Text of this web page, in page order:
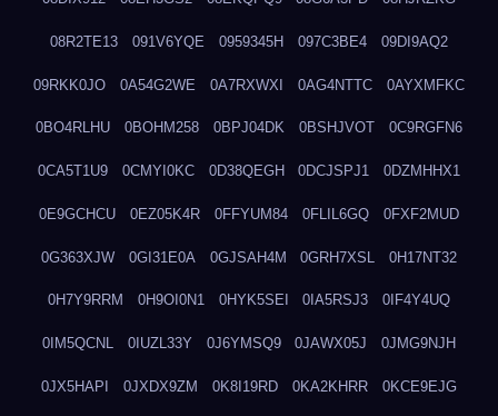
08R2TE13 091V6YQE 0959345H 097C3BE4 09DI9AQ2
09RKK0JO 0A54G2WE 0A7RXWXI 0AG4NTTC 0AYXMFKC
0BO4RLHU 0BOHM258 0BPJ04DK 0BSHJVOT 0C9RGFN6
0CA5T1U9 0CMYI0KC 0D38QEGH 0DCJSPJ1 0DZMHHX1
0E9GCHCU 0EZ05K4R 0FFYUM84 0FLIL6GQ 0FXF2MUD
0G363XJW 0GI31E0A 0GJSAH4M 0GRH7XSL 0H17NT32
0H7Y9RRM 0H9OI0N1 0HYK5SEI 0IA5RSJ3 0IF4Y4UQ
0IM5QCNL 0IUZL33Y 0J6YMSQ9 0JAWX05J 0JMG9NJH
0JX5HAPI 0JXDX9ZM 0K8I19RD 0KA2KHRR 0KCE9EJG